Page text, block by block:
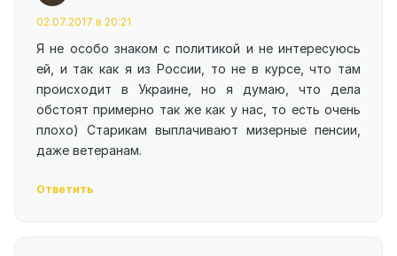
02.07.2017 в 20:21
Я не особо знаком с политикой и не интересуюсь
ей, и так как я из России, то не в курсе, что там
происходит в Украине, но я думаю, что дела
обстоят примерно так же как у нас, то есть очень
плохо) Старикам выплачивают мизерные пенсии,
даже ветеранам.
Ответить